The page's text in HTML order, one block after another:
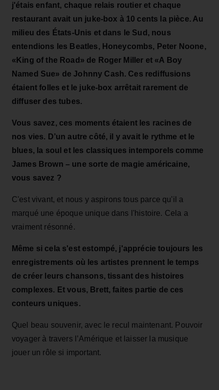
j'étais enfant, chaque relais routier et chaque
restaurant avait un juke-box à 10 cents la pièce. Au
milieu des États-Unis et dans le Sud, nous
entendions les Beatles, Honeycombs, Peter Noone,
«King of the Road» de Roger Miller et «A Boy
Named Sue» de Johnny Cash. Ces rediffusions
étaient folles et le juke-box arrêtait rarement de
diffuser des tubes.
Vous savez, ces moments étaient les racines de
nos vies. D’un autre côté, il y avait le rythme et le
blues, la soul et les classiques intemporels comme
James Brown – une sorte de magie américaine,
vous savez ?
C'est vivant, et nous y aspirons tous parce qu'il a
marqué une époque unique dans l'histoire. Cela a
vraiment résonné.
Même si cela s'est estompé, j'apprécie toujours les
enregistrements où les artistes prennent le temps
de créer leurs chansons, tissant des histoires
complexes. Et vous, Brett, faites partie de ces
conteurs uniques.
Quel beau souvenir, avec le recul maintenant. Pouvoir
voyager à travers l’Amérique et laisser la musique
jouer un rôle si important.